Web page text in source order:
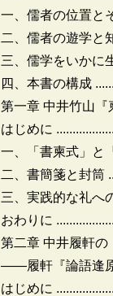
一、儒者の位置と
二、儒者の遊学と
三、儒学をいかに
四、本書の構成
第一章 中井竹山『
はじめに
一、「書柬式」と
二、書簡箋と封筒
三、実践的な礼へ
おわりに
第二章 中井履軒の
――履軒『論語逢原
はじめに